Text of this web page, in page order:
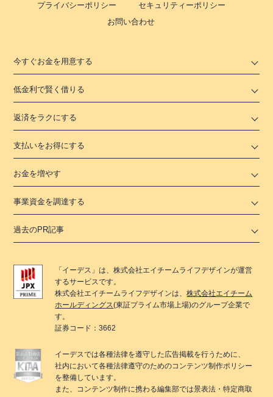
プライバシーポリシー
セキュリティーポリシー
お問い合わせ
今すぐお金を用意する
低金利で賢く借りる
返済をラクにする
支払いをお得にする
お金を増やす
事業資金を調達する
過去のPR記事
「 イーデス 」は、株式会社エイチームライフデザインが運営
するサービスです。
株式会社エイチームライフデザインは、株式会社エイチーム
ホールディングス(東証プライム市場上場)のグループ企業で
す。
証券コード：3662
イーデスでは各種法律を遵守した広告掲載を行うために、
社内において各種法律遵守のためのコンテンツ制作ポリシー
を整備しています。
また、コンテンツ制作に携わる編集部では景表法・特定商取